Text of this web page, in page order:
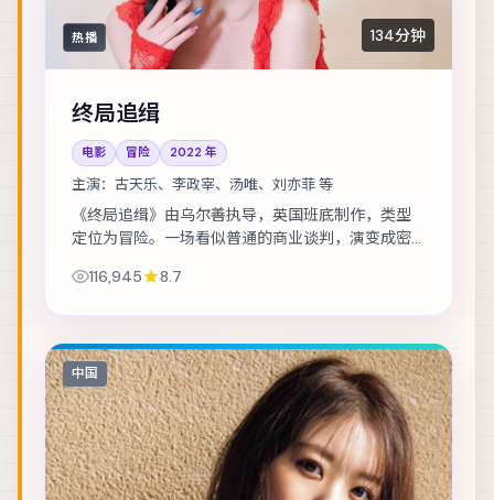
热播 134分钟
终局追缉
电影 冒险 2022 年
主演： 古天乐、李政宰、汤唯、刘亦菲 等
《终局追缉》由乌尔善执导，英国班底制作，类型
定位为冒险。一场看似普通的商业谈判，演变成密
等，表演层次丰富。群戏调度成熟，配角亦有完...
116,945 8.7
中国